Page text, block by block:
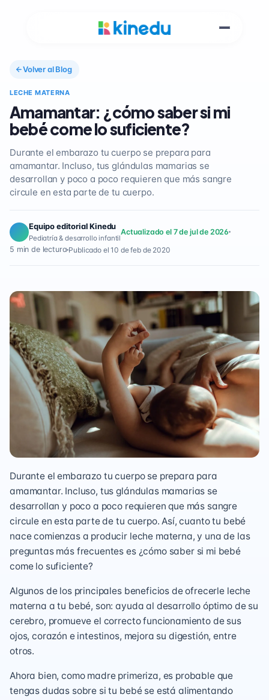
Volver al Blog
LECHE MATERNA
Amamantar: ¿cómo saber si mi
bebé come lo suficiente?
Durante el embarazo tu cuerpo se prepara para
amamantar. Incluso, tus glándulas mamarias se
desarrollan y poco a poco requieren que más sangre
circule en esta parte de tu cuerpo.
Equipo editorial Kinedu
Pediatría & desarrollo infantil
Actualizado el 7 de jul de 2026
5 min de lectura Publicado el 10 de feb de 2020
Durante el embarazo tu cuerpo se prepara para
amamantar. Incluso, tus glándulas mamarias se
desarrollan y poco a poco requieren que más sangre
circule en esta parte de tu cuerpo. Así, cuanto tu bebé
nace comienzas a producir leche materna, y una de las
preguntas más frecuentes es ¿cómo saber si mi bebé
come lo suficiente?
Algunos de los principales beneficios de ofrecerle leche
materna a tu bebé, son: ayuda al desarrollo óptimo de su
cerebro, promueve el correcto funcionamiento de sus
ojos, corazón e intestinos, mejora su digestión, entre
otros.
Ahora bien, como madre primeriza, es probable que
tengas dudas sobre si tu bebé se está alimentando